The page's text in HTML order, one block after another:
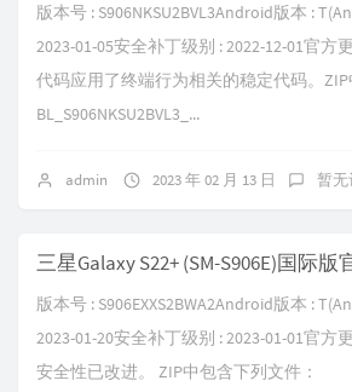
版本号 : S906NKSU2BVL3Android版本 :
2023-01-05安全补丁级别 : 2022-12-01官方
代码应用了终端行为相关的稳定代码。ZIP
BL_S906NKSU2BVL3_...
admin 2023 年 02 月 13 日 暂无
版本号 : S906EXXS2BWA2Android版本 :
2023-01-20安全补丁级别 : 2023-01-01官方
安全性已改进。 ZIP中包含下列文件：